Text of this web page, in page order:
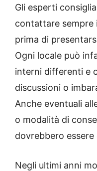
Gli esperti
contattare sempre
prima di
Ogni locale può
interni differenti e
discussioni o
Anche eventuali
o modalità di
dovrebbero
Negli ultimi anni